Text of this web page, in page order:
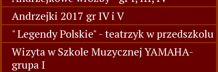
Andrzejki 2017 gr IV i V
" Legendy Polskie" - teatrzyk w przedszkolu
Wizyta w Szkole Muzycznej YAMAHA-
grupa I